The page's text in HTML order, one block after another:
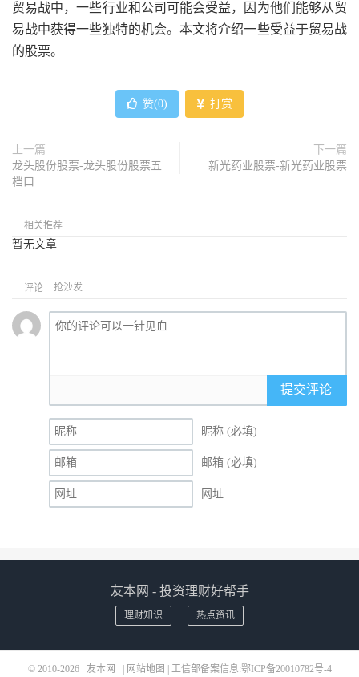
贸易战中，一些行业和公司可能会受益，因为他们能够从贸
易战中获得一些独特的机会。本文将介绍一些受益于贸易战
的股票。
赞(0) 打赏
上一篇
龙头股份股票-龙头股份股票五
档口
下一篇
新光药业股票-新光药业股票
相关推荐
暂无文章
评论 抢沙发
提交评论
昵称 (必填)
邮箱 (必填)
网址
友本网 - 投资理财好帮手
理财知识 热点资讯
© 2010-2026 友本网 网站地图 | 工信部备案信息:鄂ICP备20010782号-4